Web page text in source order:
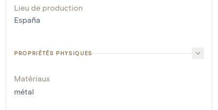
Lieu de production
España
PROPRIÉTÉS PHYSIQUES
Matériaux
métal